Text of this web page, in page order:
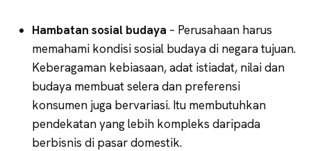
Hambatan sosial budaya – Perusahaan harus
memahami kondisi sosial budaya di negara tujuan.
Keberagaman kebiasaan, adat istiadat, nilai dan
budaya membuat selera dan preferensi
konsumen juga bervariasi. Itu membutuhkan
pendekatan yang lebih kompleks daripada
berbisnis di pasar domestik.